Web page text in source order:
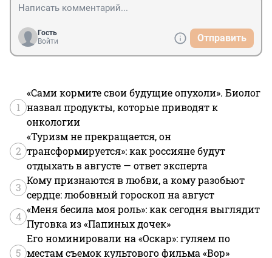
Гость
Войти
Отправить
1
«Сами кормите свои будущие опухоли». Биолог
назвал продукты, которые приводят к
онкологии
2
«Туризм не прекращается, он
трансформируется»: как россияне будут
отдыхать в августе — ответ эксперта
3
Кому признаются в любви, а кому разобьют
сердце: любовный гороскоп на август
4
«Меня бесила моя роль»: как сегодня выглядит
Пуговка из «Папиных дочек»
5
Его номинировали на «Оскар»: гуляем по
местам съемок культового фильма «Вор»